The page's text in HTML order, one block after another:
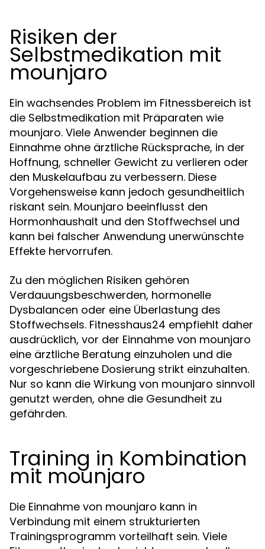
Risiken der
Selbstmedikation mit
mounjaro
Ein wachsendes Problem im Fitnessbereich ist
die Selbstmedikation mit Präparaten wie
mounjaro. Viele Anwender beginnen die
Einnahme ohne ärztliche Rücksprache, in der
Hoffnung, schneller Gewicht zu verlieren oder
den Muskelaufbau zu verbessern. Diese
Vorgehensweise kann jedoch gesundheitlich
riskant sein. Mounjaro beeinflusst den
Hormonhaushalt und den Stoffwechsel und
kann bei falscher Anwendung unerwünschte
Effekte hervorrufen.
Zu den möglichen Risiken gehören
Verdauungsbeschwerden, hormonelle
Dysbalancen oder eine Überlastung des
Stoffwechsels. Fitnesshaus24 empfiehlt daher
ausdrücklich, vor der Einnahme von mounjaro
eine ärztliche Beratung einzuholen und die
vorgeschriebene Dosierung strikt einzuhalten.
Nur so kann die Wirkung von mounjaro sinnvoll
genutzt werden, ohne die Gesundheit zu
gefährden.
Training in Kombination
mit mounjaro
Die Einnahme von mounjaro kann in
Verbindung mit einem strukturierten
Trainingsprogramm vorteilhaft sein. Viele